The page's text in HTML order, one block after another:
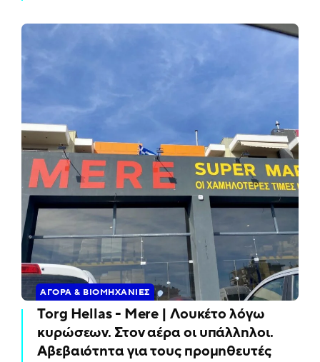
ΑΓΟΡΆ & ΒΙΟΜΗΧΑΝΊΕΣ
Torg Hellas - Mere | Λουκέτο λόγω
κυρώσεων. Στον αέρα οι υπάλληλοι.
Αβεβαιότητα για τους προμηθευτές